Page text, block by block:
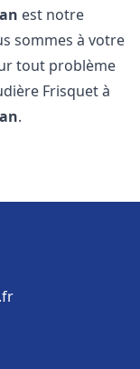
est notre
sommes à votre
tout problème
Frisquet à
.